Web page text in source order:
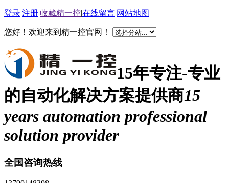
登录|注册|收藏精一控|在线留言|网站地图
您好！欢迎来到精一控官网！
15年专注-专业
的自动化解决方案提供商15
years automation professional
solution provider
全国咨询热线